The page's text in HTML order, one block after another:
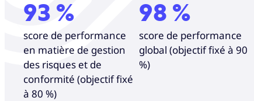
93 %
score de performance
en matière de gestion
des risques et de
conformité (objectif fixé
à 80 %)
98 %
score de performance
global (objectif fixé à 90
%)